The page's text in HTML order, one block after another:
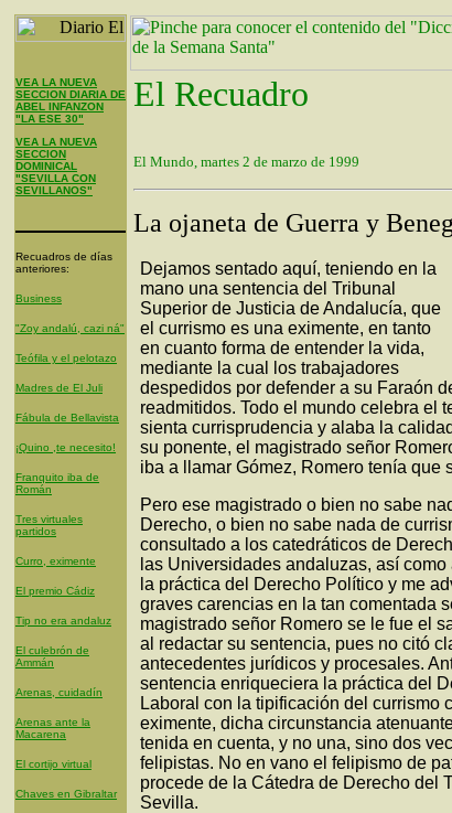
VEA LA NUEVA
SECCION DIARIA DE
ABEL INFANZON
"LA ESE 30"
VEA LA NUEVA
SECCION
DOMINICAL
"SEVILLA CON
SEVILLANOS"
Recuadros de días
anteriores:
Business
"Zoy andalú, cazi ná"
Teófila y el pelotazo
Madres de El Juli
Fábula de Bellavista
¡Quino ,te necesito!
Franquito iba de
Román
Tres virtuales
partidos
Curro, eximente
El premio Cádiz
Tip no era andaluz
El culebrón de
Ammán
Arenas, cuidadín
Arenas ante la
Macarena
El cortijo virtual
Chaves en Gibraltar
El Recuadro
El Mundo, martes 2 de marzo de 1999
La ojaneta de Guerra y
Dejamos sentado aquí, teniendo en la
mano una sentencia del Tribunal
Superior de Justicia de Andalucía, que
el currismo es una eximente, en tanto
en cuanto forma de entender la vida,
mediante la cual los trabajadores
despedidos por defender a su Faraón
readmitidos. Todo el mundo celebra el
sienta currisprudencia y alaba la
su ponente, el magistrado señor
iba a llamar Gómez, Romero tenía que
Pero ese magistrado o bien no sabe
Derecho, o bien no sabe nada de
consultado a los catedráticos de
las Universidades andaluzas, así como
la práctica del Derecho Político y me
graves carencias en la tan comentada
magistrado señor Romero se le fue el
al redactar su sentencia, pues no citó
antecedentes jurídicos y procesales.
sentencia enriqueciera la práctica del
Laboral con la tipificación del currismo
eximente, dicha circunstancia
tenida en cuenta, y no una, sino dos
felipistas. No en vano el felipismo de
procede de la Cátedra de Derecho del
Sevilla.